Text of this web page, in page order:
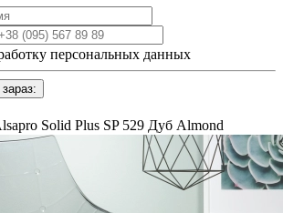
персональных данных
Solid Plus SP 529 Дуб Almond